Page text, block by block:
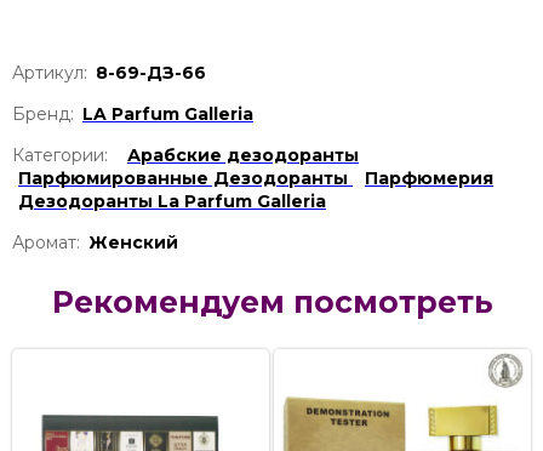
Артикул: 8-69-ДЗ-66
Бренд: LA Parfum Galleria
Категории:
Арабские дезодоранты
Парфюмированные Дезодоранты
Парфюмерия
Дезодоранты La Parfum Galleria
Аромат: Женский
Рекомендуем посмотреть